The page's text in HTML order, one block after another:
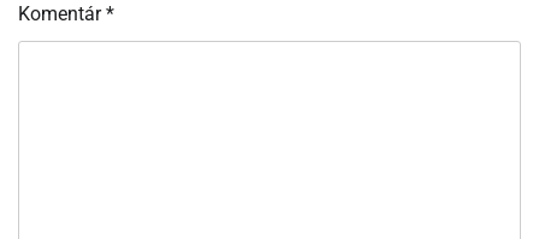
Komentár*